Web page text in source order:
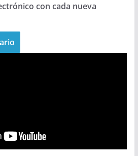
con cada nueva